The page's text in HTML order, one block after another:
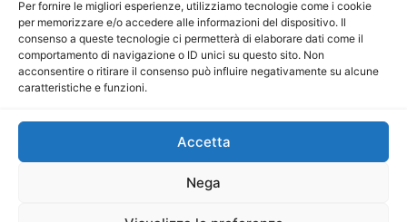
Per fornire le migliori esperienze, utilizziamo tecnologie come i cookie
per memorizzare e/o accedere alle informazioni del dispositivo. Il
consenso a queste tecnologie ci permetterà di elaborare dati come il
comportamento di navigazione o ID unici su questo sito. Non
acconsentire o ritirare il consenso può influire negativamente su alcune
caratteristiche e funzioni.
Accetta
Nega
Premio Angelo Frammartino
Sostieni 5 X 1000
CdP: Presentazione
CdP: Regolamento e Comitato di gestione
CdP: Collabora e contatti